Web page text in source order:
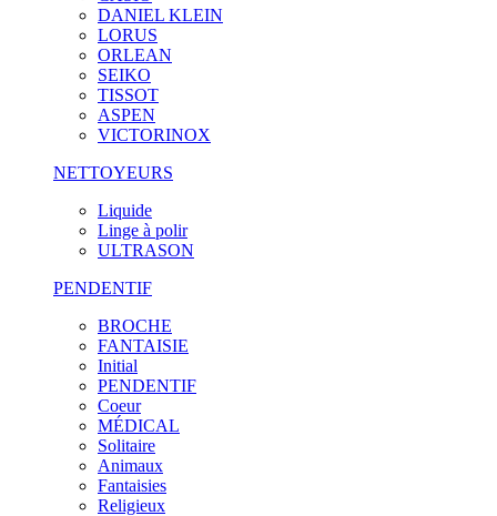
DANIEL KLEIN
LORUS
ORLEAN
SEIKO
TISSOT
ASPEN
VICTORINOX
NETTOYEURS
Liquide
Linge à polir
ULTRASON
PENDENTIF
BROCHE
FANTAISIE
Initial
PENDENTIF
Coeur
MÉDICAL
Solitaire
Animaux
Fantaisies
Religieux